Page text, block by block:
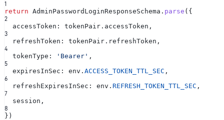
1
return AdminPasswordLoginResponseSchema. parse ({
2
accessToken: tokenPair.accessToken,
3
refreshToken: tokenPair.refreshToken,
4
tokenType: 'Bearer' ,
5
expiresInSec: env. ACCESS_TOKEN_TTL_SEC ,
6
refreshExpiresInSec: env. REFRESH_TOKEN_TTL_SEC ,
7
session,
8
})